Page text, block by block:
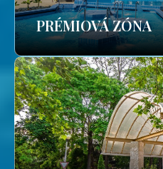
PRÉMIOVÁ ZÓNA